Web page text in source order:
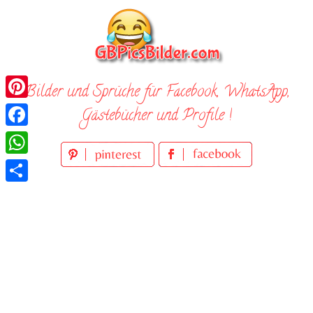
Bilder und Sprüche für Facebook, WhatsApp,
Gästebücher und Profile !
Pinterest
Facebook
WhatsApp